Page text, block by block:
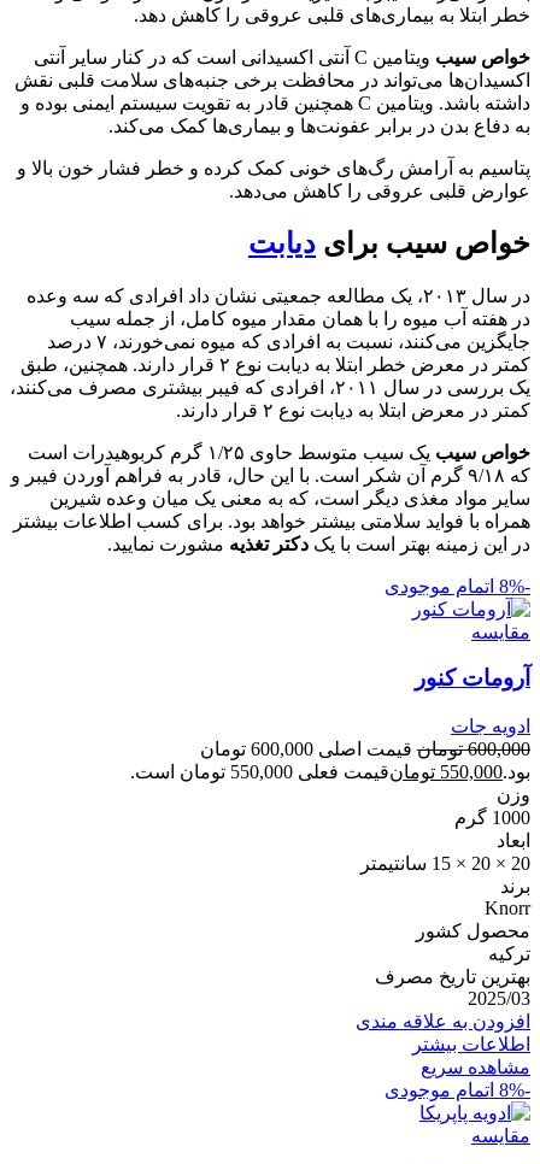
خطر ابتلا به بیماری‌های قلبی عروقی را کاهش دهد.
خواص سیب
ویتامین C آنتی اکسیدانی است که در کنار سایر آنتی
اکسیدان‌ها می‌تواند در محافظت برخی جنبه‌های سلامت قلبی نقش
داشته باشد. ویتامین C همچنین قادر به تقویت سیستم ایمنی بوده و
به دفاع بدن در برابر عفونت‌ها و بیماری‌ها کمک می‌کند.
پتاسیم به آرامش رگ‌های خونی کمک کرده و خطر فشار خون بالا و
عوارض قلبی عروقی را کاهش می‌دهد.
خواص سیب برای دیابت
در سال ۲۰۱۳، یک مطالعه جمعیتی نشان داد افرادی که سه وعده
در هفته آب میوه را با همان مقدار میوه کامل، از جمله سیب
جایگزین می‌کنند، نسبت به افرادی که میوه نمی‌خورند، ۷ درصد
کمتر در معرض خطر ابتلا به دیابت نوع ۲ قرار دارند. همچنین، طبق
یک بررسی در سال ۲۰۱۱، افرادی که فیبر بیشتری مصرف می‌کنند،
کمتر در معرض ابتلا به دیابت نوع ۲ قرار دارند.
خواص سیب
یک سیب متوسط ​​حاوی ۱/۲۵ گرم کربوهیدرات است
که ۹/۱۸ گرم آن شکر است. با این حال، قادر به فراهم آوردن فیبر و
سایر مواد مغذی دیگر است، که به معنی یک میان وعده شیرین
همراه با فواید سلامتی بیشتر خواهد بود. برای کسب اطلاعات بیشتر
در این زمینه بهتر است با یک دکتر تغذیه مشورت نمایید.
-8% اتمام موجودی
مقایسه
آرومات کنور
ادویه جات
600,000 تومان
قیمت اصلی 600,000 تومان
بود.550,000 تومانقیمت فعلی 550,000 تومان است.
وزن
1000 گرم
ابعاد
20 × 20 × 15 سانتیمتر
برند
Knorr
محصول کشور
ترکیه
بهترین تاریخ مصرف
2025/03
افزودن به علاقه مندی
اطلاعات بیشتر
مشاهده سریع
-8%
اتمام موجودی
مقایسه